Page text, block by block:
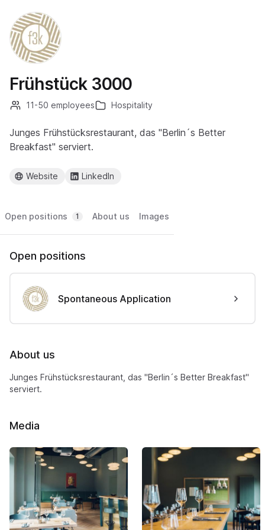
Frühstück 3000
11-50 employees Hospitality
Junges Frühstücksrestaurant, das "Berlin´s Better
Breakfast" serviert.
Website LinkedIn
Open positions 1 About us Images
Open positions
Spontaneous Application
About us
Junges Frühstücksrestaurant, das "Berlin´s Better Breakfast"
serviert.
Media